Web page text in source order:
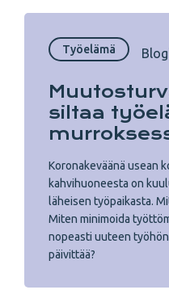
Työelämä
siltaa
Koronakeväänä usean
kahvihuoneesta on
läheisen työpaikasta.
Miten minimoida
nopeasti uuteen
päivittää?